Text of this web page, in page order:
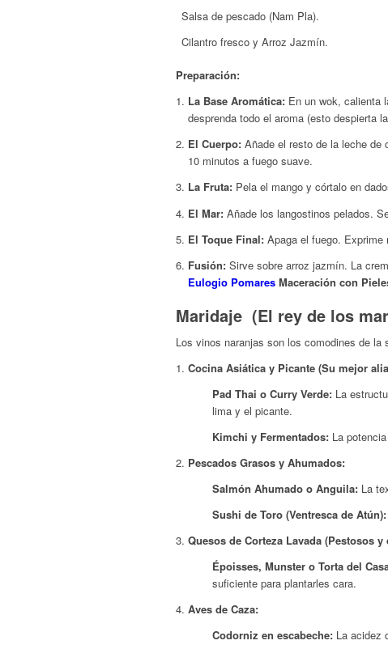
Salsa de pescado (Nam Pla).
Cilantro fresco y Arroz Jazmín.
Preparación:
La Base Aromática: En un wok, calienta
desprenda todo el aroma (esto despierta
El Cuerpo: Añade el resto de la leche de
10 minutos a fuego suave.
La Fruta: Pela el mango y córtalo en
El Mar: Añade los langostinos pelados.
El Toque Final: Apaga el fuego.
Fusión: Sirve sobre arroz jazmín. La
Eulogio Pomares Maceración con
Maridaje (El rey de los
Los vinos naranjas son los comodines de
Cocina Asiática y Picante (Su mejor
Pad Thai o Curry Verde: La
lima y el picante.
Kimchi y Fermentados: La
Pescados Grasos y Ahumados:
Salmón Ahumado o Anguila: La
Sushi de Toro (Ventresca de Atún):
Quesos de Corteza Lavada (Pestosos
Époisses, Munster o Torta del
suficiente para plantarles cara.
Aves de Caza:
Codorniz en escabeche: La acidez